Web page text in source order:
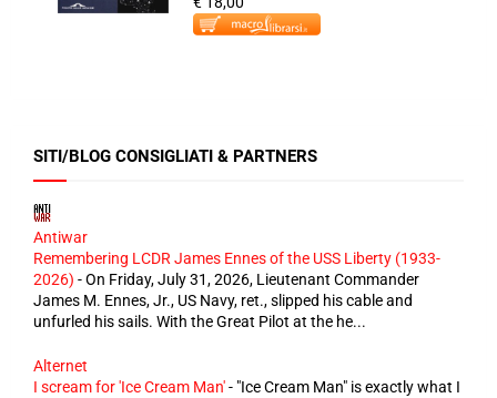
SITI/BLOG CONSIGLIATI & PARTNERS
Antiwar
Remembering LCDR James Ennes of the USS Liberty (1933-
2026) -On Friday, July 31, 2026, Lieutenant Commander
James M. Ennes, Jr., US Navy, ret., slipped his cable and
unfurled his sails. With the Great Pilot at the he...
Alternet
I scream for 'Ice Cream Man'- "Ice Cream Man" is exactly what I